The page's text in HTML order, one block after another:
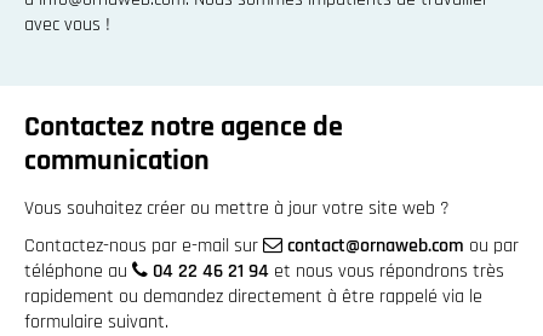
avec vous !
Contactez notre agence de
communication
Vous souhaitez créer ou mettre à jour votre site web ?
Contactez-nous par e-mail sur
contact@ornaweb.com ou par
téléphone au
04 22 46 21 94 et nous vous répondrons très
rapidement ou demandez directement à être rappelé via le
formulaire suivant.